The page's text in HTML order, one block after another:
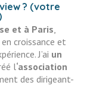
? (votre
et à Paris,
croissance et
J’ai un
l‘association
des dirigeant-